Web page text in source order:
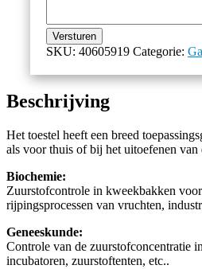
Versturen
SKU: 40605919 Categorie:
Beschrijving
Het toestel heeft een breed
als voor thuis of bij het uitoefenen
Biochemie:
Zuurstofcontrole in kweekbakken
rijpingsprocessen van vruchten,
Geneeskunde:
Controle van de zuurstofconcentratie
incubatoren, zuurstoftenten, etc..